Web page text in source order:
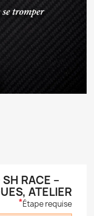
RACE –
ATELIER
*Étape requise